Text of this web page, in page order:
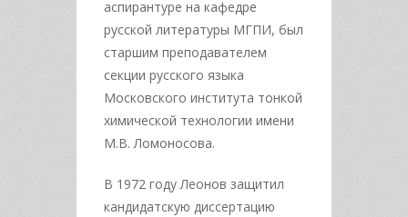
аспирантуре на кафедре
русской литературы МГПИ, был
старшим преподавателем
секции русского языка
Московского института тонкой
химической технологии имени
М.В. Ломоносова.
В 1972 году Леонов защитил
кандидатскую диссертацию